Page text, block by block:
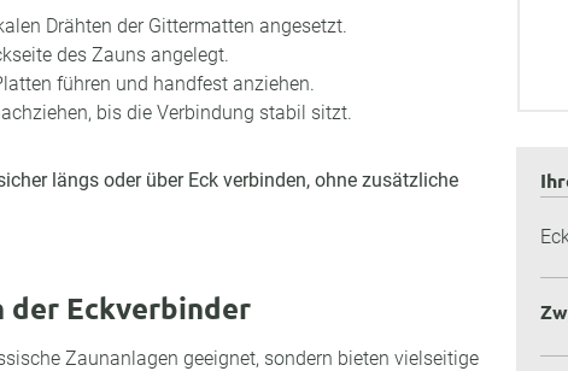
Drähten der Gittermatten angesetzt.
des Zauns angelegt.
führen und handfest anziehen.
bis die Verbindung stabil sitzt.
längs oder über Eck verbinden, ohne zusätzliche
der Eckverbinder
Zaunanlagen geeignet, sondern bieten vielseitige